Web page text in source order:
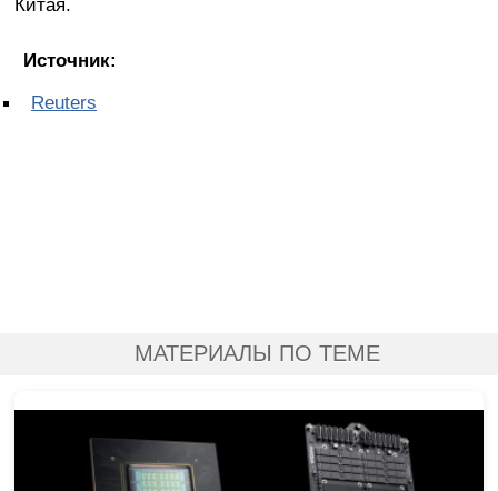
Источник:
Reuters
МАТЕРИАЛЫ ПО ТЕМЕ